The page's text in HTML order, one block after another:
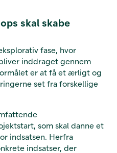
skal skabe
fase, hvor
inddraget gennem
er at få et ærligt og
set fra forskellige
som skal danne et
indsatsen. Herfra
indsatser, der